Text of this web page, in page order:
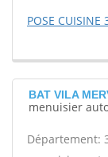
POSE CUISINE
BAT VILA
menuisier
Département: